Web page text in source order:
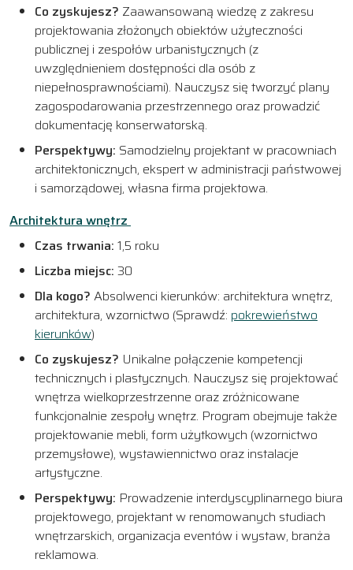
Co zyskujesz? Zaawansowaną wiedzę z zakresu
projektowania złożonych obiektów użyteczności
publicznej i zespołów urbanistycznych (z
uwzględnieniem dostępności dla osób z
niepełnosprawnościami). Nauczysz się tworzyć plany
zagospodarowania przestrzennego oraz prowadzić
dokumentację konserwatorską.
Perspektywy: Samodzielny projektant w pracowniach
architektonicznych, ekspert w administracji państwowej
i samorządowej, własna firma projektowa.
Architektura wnętrz
Czas trwania: 1,5 roku
Liczba miejsc: 30
Dla kogo? Absolwenci kierunków: architektura wnętrz,
architektura, wzornictwo (Sprawdź: pokrewieństwo
kierunków)
Co zyskujesz? Unikalne połączenie kompetencji
technicznych i plastycznych. Nauczysz się projektować
wnętrza wielkoprzestrzenne oraz zróżnicowane
funkcjonalnie zespoły wnętrz. Program obejmuje także
projektowanie mebli, form użytkowych (wzornictwo
przemysłowe), wystawiennictwo oraz instalacje
artystyczne.
Perspektywy: Prowadzenie interdyscyplinarnego biura
projektowego, projektant w renomowanych studiach
wnętrzarskich, organizacja eventów i wystaw, branża
reklamowa.